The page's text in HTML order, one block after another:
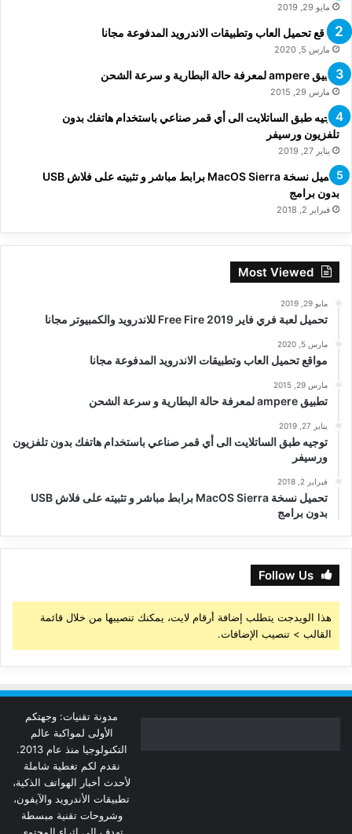
مايو 29, 2019
مواقع تحميل العاب وتطبيقات الاندرويد المدفوعة مجانا
مارس 5, 2020
تطبيق ampere لمعرفة حالة البطارية و سرعة الشحن
مارس 29, 2015
توجيه طبق الساتلايت الى أي قمر صناعي باستخدام هاتفك بدون
تلفزيون ورسيفر
يناير 27, 2019
تحميل نسخة MacOS Sierra برابط مباشر و تثبيته على فلاش USB
بدون برامج
فبراير 2, 2018
Most Viewed
مايو 29, 2019
تحميل لعبة فري فاير Free Fire 2019 للاندرويد والكمبيوتر مجانا
مارس 5, 2020
مواقع تحميل العاب وتطبيقات الاندرويد المدفوعة مجانا
مارس 29, 2015
تطبيق ampere لمعرفة حالة البطارية و سرعة الشحن
يناير 27, 2019
توجيه طبق الساتلايت الى أي قمر صناعي باستخدام هاتفك بدون تلفزيون
ورسيفر
فبراير 2, 2018
تحميل نسخة MacOS Sierra برابط مباشر و تثبيته على فلاش USB
بدون برامج
Follow Us
هذا الويدجت يتطلب إضافة أرقام لايت، يمكنك تنصيبها من خلال قائمة
القالب > تنصيب الإضافات.
مدونة تقنيات: وجهتكم
الأولى لمواكبة عالم
التكنولوجيا منذ عام 2013.
نقدم لكم تغطية شاملة
لأحدث أخبار الهواتف الذكية،
تطبيقات الأندرويد والآيفون،
وشروحات تقنية مبسطة
تهدف إلى إثراء المحتوى